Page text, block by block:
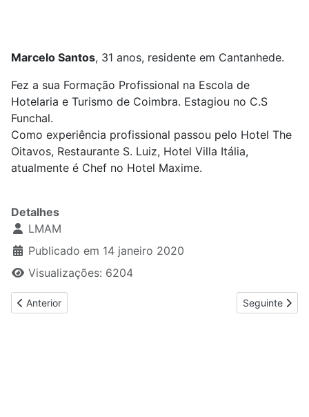
Marcelo Santos, 31 anos, residente em Cantanhede.
Fez a sua Formação Profissional na Escola de
Hotelaria e Turismo de Coimbra. Estagiou no C.S
Funchal.
Como experiência profissional passou pelo Hotel The
Oitavos, Restaurante S. Luiz, Hotel Villa Itália,
atualmente é Chef no Hotel Maxime.
Detalhes
LMAM
Publicado em 14 janeiro 2020
Visualizações: 6204
Artigo anterior: Chef Joaquim Sousa
Anterior Artigo
Seguinte